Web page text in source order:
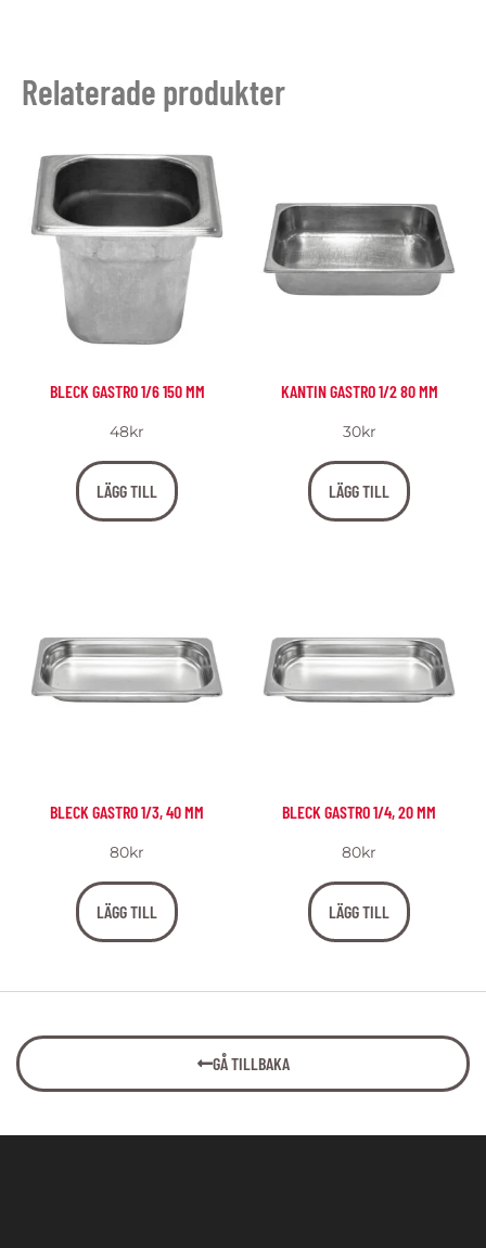
Relaterade produkter
BLECK GASTRO 1/6 150 MM
48kr
LÄGG TILL
KANTIN GASTRO 1/2 80 MM
30kr
LÄGG TILL
BLECK GASTRO 1/3, 40 MM
80kr
LÄGG TILL
BLECK GASTRO 1/4, 20 MM
80kr
LÄGG TILL
GÅ TILLBAKA